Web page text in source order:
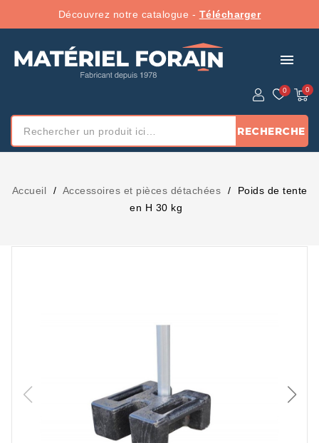
Découvrez notre catalogue - Télécharger
menu
RECHERCHE
Accueil Accessoires et pièces détachées
Poids de tente
en H 30 kg